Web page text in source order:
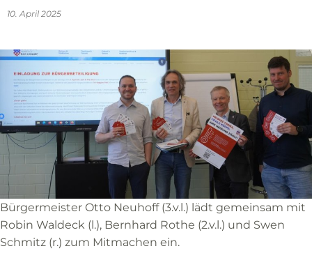
10. April 2025
Bürgermeister Otto Neuhoff (3.v.l.) lädt gemeinsam mit
Robin Waldeck (l.), Bernhard Rothe (2.v.l.) und Swen
Schmitz (r.) zum Mitmachen ein.